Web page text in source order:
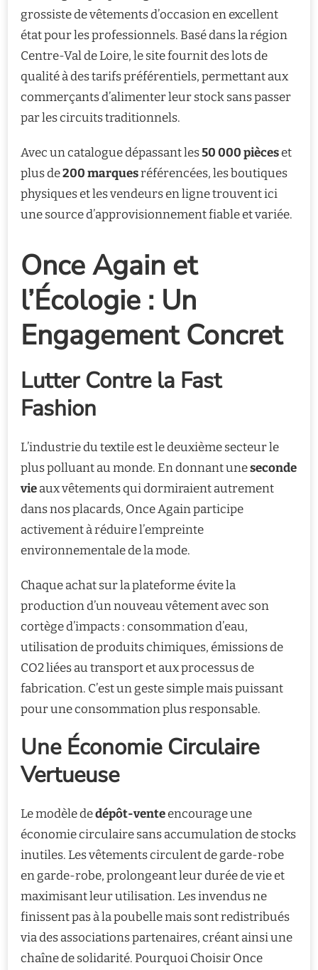
grossiste de vêtements d’occasion en excellent
état pour les professionnels. Basé dans la région
Centre-Val de Loire, le site fournit des lots de
qualité à des tarifs préférentiels, permettant aux
commerçants d’alimenter leur stock sans passer
par les circuits traditionnels.
Avec un catalogue dépassant les50 000 pièceset
plus de200 marquesréférencées, les boutiques
physiques et les vendeurs en ligne trouvent ici
une source d’approvisionnement fiable et variée.
Once Again et
l’Écologie : Un
Engagement Concret
Lutter Contre la Fast
Fashion
L’industrie du textile est le deuxième secteur le
plus polluant au monde. En donnant uneseconde
vieaux vêtements qui dormiraient autrement
dans nos placards, Once Again participe
activement à réduire l’empreinte
environnementale de la mode.
Chaque achat sur la plateforme évite la
production d’un nouveau vêtement avec son
cortège d’impacts : consommation d’eau,
utilisation de produits chimiques, émissions de
CO2 liées au transport et aux processus de
fabrication. C’est un geste simple mais puissant
pour une consommation plus responsable.
Une Économie Circulaire
Vertueuse
Le modèle dedépôt-venteencourage une
économie circulaire sans accumulation de stocks
inutiles. Les vêtements circulent de garde-robe
en garde-robe, prolongeant leur durée de vie et
maximisant leur utilisation. Les invendus ne
finissent pas à la poubelle mais sont redistribués
via des associations partenaires, créant ainsi une
chaîne de solidarité. Pourquoi Choisir Once